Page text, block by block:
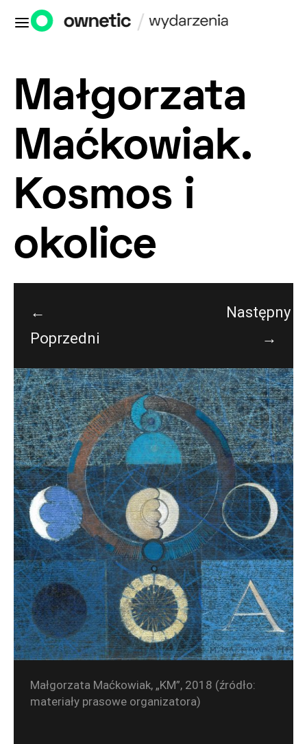
Małgorzata
Maćkowiak.
Kosmos i
okolice
←
Poprzedni
Następny
→
Małgorzata Maćkowiak, „KM”, 2018 (źródło:
materiały prasowe organizatora)